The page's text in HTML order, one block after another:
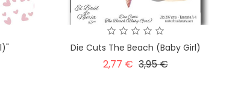
Die Cuts The Beach (Baby Girl)
2,77 € Precio
3,95 €Precio